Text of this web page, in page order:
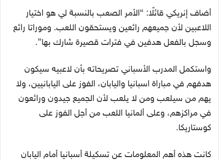
أضاف إنريكي قائلًا: “الأمر الصعب بالنسبة لي هو اختيار
اللاعبين لأن جميعهم رائعين ويستحقون اللعب. وموراتا رائع
وسجل بالفعل هدفين في فترات قصيرة شارك بها”.
واستكمل المدرب الأسباني تصريحاته بأن لاعبيه سيكون
هدفهم في مباراة اسبانيا واليابان، الفوز على اليابانيين، ولا
يهم من سيلعب ومن لا يلعب لأن الجميع جيدون ورائعون
في مراكزهم، وعلى ألمانيا اللعب من أجل الفوز على
كوستاريكا.
كانت هذه أهم المعلومات عن تسكيلة أسبانيا أمام اليابان